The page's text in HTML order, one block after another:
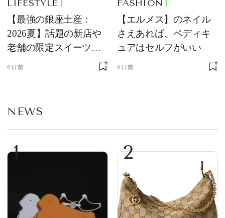
LIFESTYLE
【最強の銀座土産：
2026夏】話題の新店や
老舗の限定スイーツを
ゲット【＃SPURおやつ
6日前
FASHION
【エルメス】のネイル
さえあれば、ペディキ
ュアはセルフがいい
6日前
NEWS
1 2